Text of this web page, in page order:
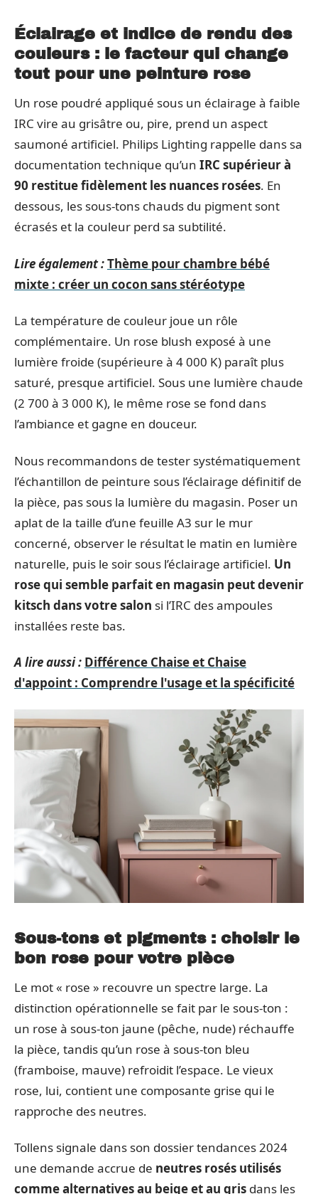
Éclairage et indice de rendu des
couleurs : le facteur qui change
tout pour une peinture rose
Un rose poudré appliqué sous un éclairage à faible
IRC vire au grisâtre ou, pire, prend un aspect
saumoné artificiel. Philips Lighting rappelle dans sa
documentation technique qu’un IRC supérieur à
90 restitue fidèlement les nuances rosées. En
dessous, les sous-tons chauds du pigment sont
écrasés et la couleur perd sa subtilité.
Lire également :Thème pour chambre bébé
mixte : créer un cocon sans stéréotype
La température de couleur joue un rôle
complémentaire. Un rose blush exposé à une
lumière froide (supérieure à 4 000 K) paraît plus
saturé, presque artificiel. Sous une lumière chaude
(2 700 à 3 000 K), le même rose se fond dans
l’ambiance et gagne en douceur.
Nous recommandons de tester systématiquement
l’échantillon de peinture sous l’éclairage définitif de
la pièce, pas sous la lumière du magasin. Poser un
aplat de la taille d’une feuille A3 sur le mur
concerné, observer le résultat le matin en lumière
naturelle, puis le soir sous l’éclairage artificiel. Un
rose qui semble parfait en magasin peut devenir
kitsch dans votre salon si l’IRC des ampoules
installées reste bas.
A lire aussi : Différence Chaise et Chaise
d'appoint : Comprendre l'usage et la spécificité
Sous-tons et pigments : choisir le
bon rose pour votre pièce
Le mot « rose » recouvre un spectre large. La
distinction opérationnelle se fait par le sous-ton :
un rose à sous-ton jaune (pêche, nude) réchauffe
la pièce, tandis qu’un rose à sous-ton bleu
(framboise, mauve) refroidit l’espace. Le vieux
rose, lui, contient une composante grise qui le
rapproche des neutres.
Tollens signale dans son dossier tendances 2024
une demande accrue de neutres rosés utilisés
comme alternatives au beige et au gris dans les